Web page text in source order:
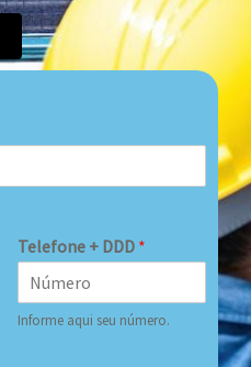
Telefone + DDD *
Informe aqui seu número.